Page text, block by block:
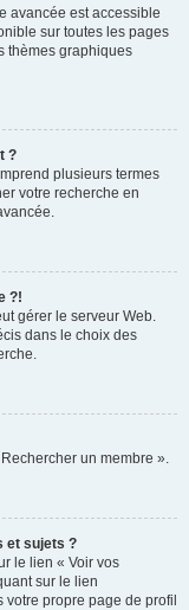
avancée est accessible
sur toutes les pages
thèmes graphiques
?
plusieurs termes
votre recherche en
?!
gérer le serveur Web.
dans le choix des
un membre ».
et sujets ?
le lien « Voir vos
sur le lien
propre page de profil